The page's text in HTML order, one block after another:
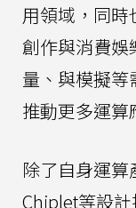
用領域，同
創作與消費娛
量、與模擬
推動更多運算
除了自身運算
Chiplet等設